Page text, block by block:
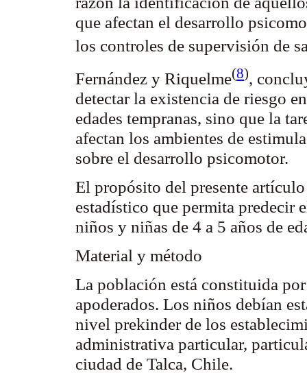
que afectan el desarrollo
los controles de supervisión de
Fernández y Riquelme(8),
detectar la existencia de riesgo
edades tempranas, sino que la
afectan los ambientes de
sobre el desarrollo psicomotor.
El propósito del presente
estadístico que permita predecir
niños y niñas de 4 a 5 años de
Material y método
La población está constituida
apoderados. Los niños debían
nivel prekinderde los
administrativa particular,
ciudad de Talca, Chile.